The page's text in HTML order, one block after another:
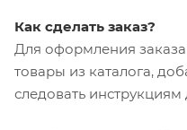
Как сделать заказ?
Для оформления
товары из каталога,
следовать